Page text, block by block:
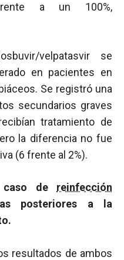
a un 100%,
velpatasvir se
en pacientes en
Se registró una
secundarios graves
tratamiento de
la diferencia no fue
(6 frente al 2%).
caso de reinfección
posteriores a la
resultados de ambos